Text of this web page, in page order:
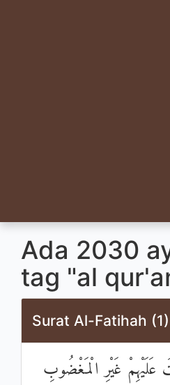
Ada 2030
tag "al
Surat Al-Fatihah
غَيْرِ الْمَغْضُوبِ